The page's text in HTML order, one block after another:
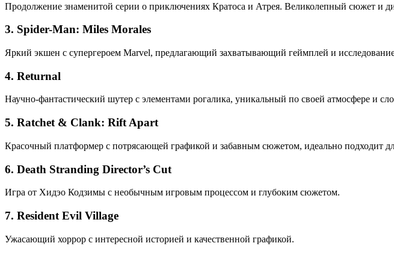
Продолжение знаменитой серии о приключениях Кратоса и Атрея. Великолепный сюжет и
3. Spider-Man: Miles Morales
Яркий экшен с супергероем Marvel, предлагающий захватывающий геймплей и
4. Returnal
Научно-фантастический шутер с элементами рогалика, уникальный по своей атмосфере и
5. Ratchet & Clank: Rift Apart
Красочный платформер с потрясающей графикой и забавным сюжетом, идеально подходит
6. Death Stranding Director’s Cut
Игра от Хидэо Кодзимы с необычным игровым процессом и глубоким сюжетом.
7. Resident Evil Village
Ужасающий хоррор с интересной историей и качественной графикой.